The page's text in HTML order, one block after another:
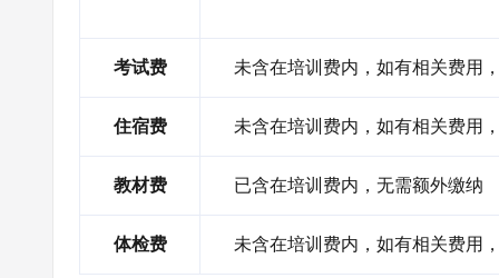
考试费 未含在培训费内，如有相关费用
住宿费 未含在培训费内，如有相关费用
教材费 已含在培训费内，无需额外缴纳
体检费 未含在培训费内，如有相关费用